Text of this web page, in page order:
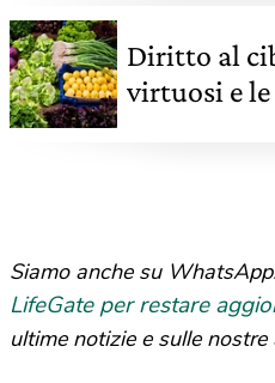
Diritto al
virtuosi e le
Siamo anche su
LifeGate per restare
ultime notizie e sulle